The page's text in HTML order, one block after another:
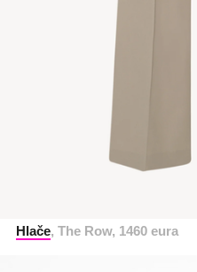
Hlače, The Row, 1460 eura